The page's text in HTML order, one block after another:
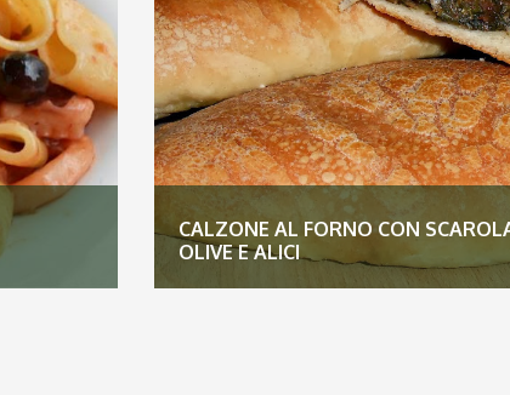
CALZONE AL FORNO CON
OLIVE E ALICI